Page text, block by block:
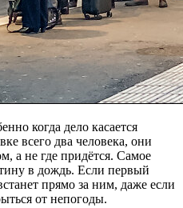
когда дело касается
всего два человека, они
а не где придётся. Самое
в дождь. Если первый
прямо за ним, даже если
от непогоды.